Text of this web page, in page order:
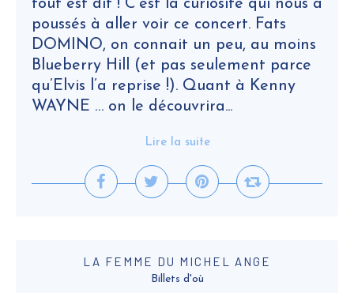
tout est dit ! C’est la curiosité qui nous a
poussés à aller voir ce concert. Fats
DOMINO, on connait un peu, au moins
Blueberry Hill (et pas seulement parce
qu’Elvis l’a reprise !). Quant à Kenny
WAYNE … on le découvrira...
Lire la suite
LA FEMME DU MICHEL ANGE
Billets d'où